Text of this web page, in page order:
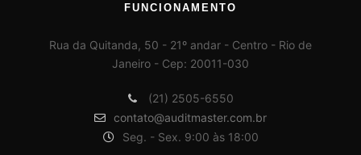
FUNCIONAMENTO
Rua da Quitanda, 50 - 21º andar - Centro - Rio de
Janeiro - Cep: 20011-030
(21) 2505-6550
contato@auditmaster.com.br
Seg. - Sex. 9:00 às 18:00